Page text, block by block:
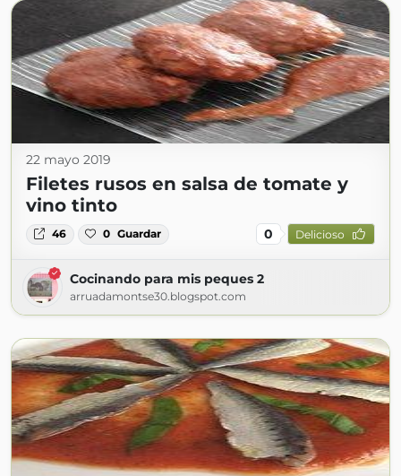
22 mayo 2019
Filetes rusos en salsa de tomate y
vino tinto
46 0 Guardar 0 Delicioso
Cocinando para mis peques 2
arruadamontse30.blogspot.com